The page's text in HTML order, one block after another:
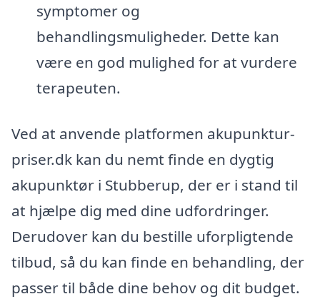
symptomer og
behandlingsmuligheder. Dette kan
være en god mulighed for at vurdere
terapeuten.
Ved at anvende platformen akupunktur-
priser.dk kan du nemt finde en dygtig
akupunktør i Stubberup, der er i stand til
at hjælpe dig med dine udfordringer.
Derudover kan du bestille uforpligtende
tilbud, så du kan finde en behandling, der
passer til både dine behov og dit budget.